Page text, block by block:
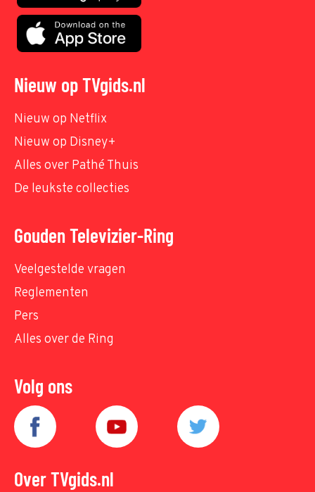
Nieuw op TVgids.nl
Nieuw op Netflix
Nieuw op Disney+
Alles over Pathé Thuis
De leukste collecties
Gouden Televizier-Ring
Veelgestelde vragen
Reglementen
Pers
Alles over de Ring
Volg ons
Over TVgids.nl